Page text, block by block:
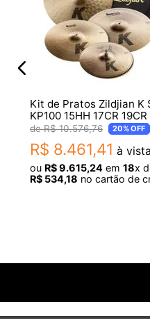
- 01 Prato de Ataque 18”
- 01 Prato de Condução
- 01 Bag
Outras Informações
- Estoque: Produto
- Garantia: 3 meses
Atenção:
* Imagens meramente
* Referem-se apenas aos
Kit de Pratos Zildjian K
KP100 15HH 17CR
R$ 10.576,76 20%OFF
R$ 8.461,41 à vista
ou R$9.615,24 em 18x
R$ 534,18 no cartão de